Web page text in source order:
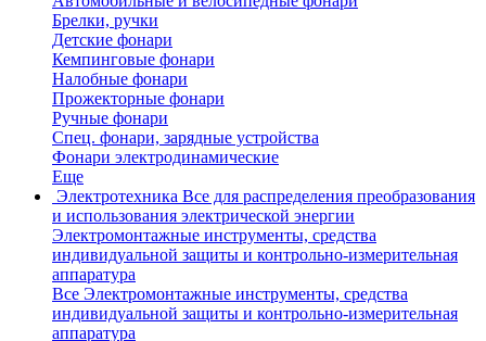
Брелки, ручки
Детские фонари
Кемпинговые фонари
Налобные фонари
Прожекторные фонари
Ручные фонари
Спец. фонари, зарядные устройства
Фонари электродинамические
Еще
Электротехника Все для распределения преобразования
и использования электрической энергии
Электромонтажные инструменты, средства
индивидуальной защиты и контрольно-измерительная
аппаратура
Все Электромонтажные инструменты, средства
индивидуальной защиты и контрольно-измерительная
аппаратура